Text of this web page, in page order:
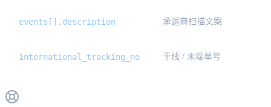
events[].description 承运商扫描文案
international_tracking_no 干线 / 末端单号